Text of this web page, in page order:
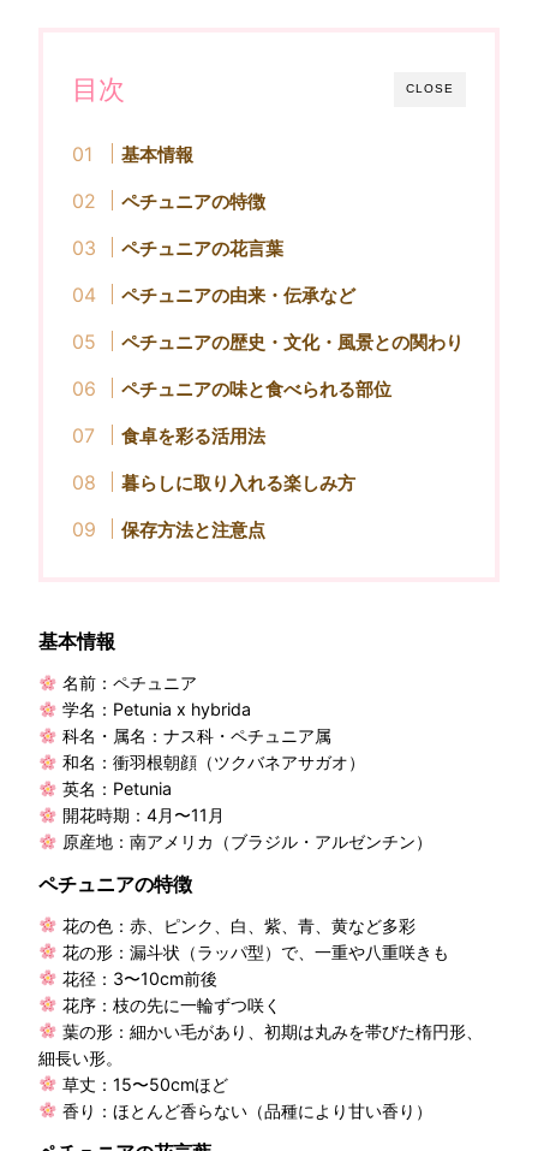
CLOSE
目次
基本情報
ペチュニアの特徴
ペチュニアの花言葉
ペチュニアの由来・伝承など
ペチュニアの歴史・文化・風景との関わり
ペチュニアの味と食べられる部位
食卓を彩る活用法
暮らしに取り入れる楽しみ方
保存方法と注意点
基本情報
名前：ペチュニア
学名：Petunia x hybrida
科名・属名：ナス科・ペチュニア属
和名：衝羽根朝顔（ツクバネアサガオ）
英名：Petunia
開花時期：4月〜11月
原産地：南アメリカ（ブラジル・アルゼンチン）
ペチュニアの特徴
花の色：赤、ピンク、白、紫、青、黄など多彩
花の形：漏斗状（ラッパ型）で、一重や八重咲きも
花径：3〜10cm前後
花序：枝の先に一輪ずつ咲く
葉の形：細かい毛があり、初期は丸みを帯びた楕円形、
細長い形。
草丈：15〜50cmほど
香り：ほとんど香らない（品種により甘い香り）